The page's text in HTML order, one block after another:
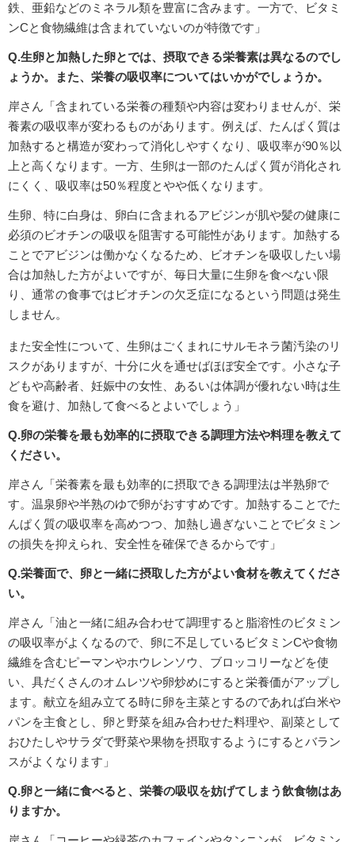
鉄、亜鉛などのミネラル類を豊富に含みます。一方で、ビタミ
ンCと食物繊維は含まれていないのが特徴です」
Q.生卵と加熱した卵とでは、摂取できる栄養素は異なるのでし
ょうか。また、栄養の吸収率についてはいかがでしょうか。
岸さん「含まれている栄養の種類や内容は変わりませんが、栄
養素の吸収率が変わるものがあります。例えば、たんぱく質は
加熱すると構造が変わって消化しやすくなり、吸収率が90％以
上と高くなります。一方、生卵は一部のたんぱく質が消化され
にくく、吸収率は50％程度とやや低くなります。
生卵、特に白身は、卵白に含まれるアビジンが肌や髪の健康に
必須のビオチンの吸収を阻害する可能性があります。加熱する
ことでアビジンは働かなくなるため、ビオチンを吸収したい場
合は加熱した方がよいですが、毎日大量に生卵を食べない限
り、通常の食事ではビオチンの欠乏症になるという問題は発生
しません。
また安全性について、生卵はごくまれにサルモネラ菌汚染のリ
スクがありますが、十分に火を通せばほぼ安全です。小さな子
どもや高齢者、妊娠中の女性、あるいは体調が優れない時は生
食を避け、加熱して食べるとよいでしょう」
Q.卵の栄養を最も効率的に摂取できる調理方法や料理を教えて
ください。
岸さん「栄養素を最も効率的に摂取できる調理法は半熟卵で
す。温泉卵や半熟のゆで卵がおすすめです。加熱することでた
んぱく質の吸収率を高めつつ、加熱し過ぎないことでビタミン
の損失を抑えられ、安全性を確保できるからです」
Q.栄養面で、卵と一緒に摂取した方がよい食材を教えてくださ
い。
岸さん「油と一緒に組み合わせて調理すると脂溶性のビタミン
の吸収率がよくなるので、卵に不足しているビタミンCや食物
繊維を含むピーマンやホウレンソウ、ブロッコリーなどを使
い、具だくさんのオムレツや卵炒めにすると栄養価がアップし
ます。献立を組み立てる時に卵を主菜とするのであれば白米や
パンを主食とし、卵と野菜を組み合わせた料理や、副菜として
おひたしやサラダで野菜や果物を摂取するようにするとバラン
スがよくなります」
Q.卵と一緒に食べると、栄養の吸収を妨げてしまう飲食物はあ
りますか。